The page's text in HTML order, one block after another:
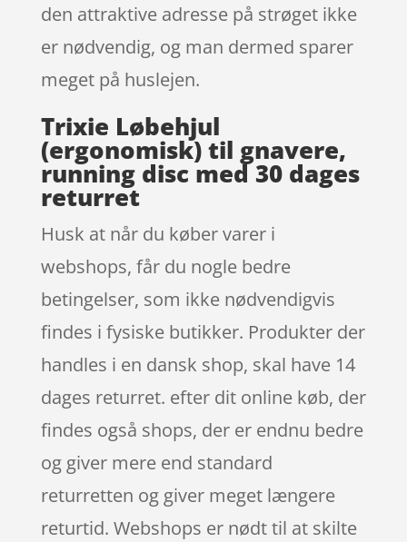
den attraktive adresse på strøget ikke
er nødvendig, og man dermed sparer
meget på huslejen.
Trixie Løbehjul
(ergonomisk) til gnavere,
running disc med 30 dages
returret
Husk at når du køber varer i
webshops, får du nogle bedre
betingelser, som ikke nødvendigvis
findes i fysiske butikker. Produkter der
handles i en dansk shop, skal have 14
dages returret. efter dit online køb, der
findes også shops, der er endnu bedre
og giver mere end standard
returretten og giver meget længere
returtid. Webshops er nødt til at skilte